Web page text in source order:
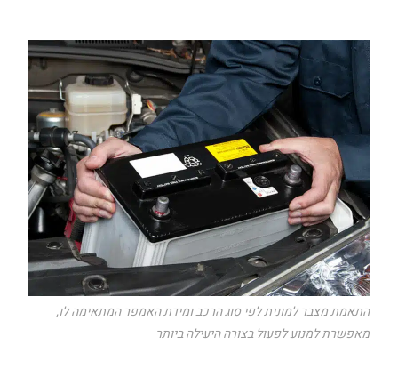
התאמת מצבר למונית לפי סוג הרכב ומידת האמפר המתאימה לו,
מאפשרת למנוע לפעול בצורה היעילה ביותר